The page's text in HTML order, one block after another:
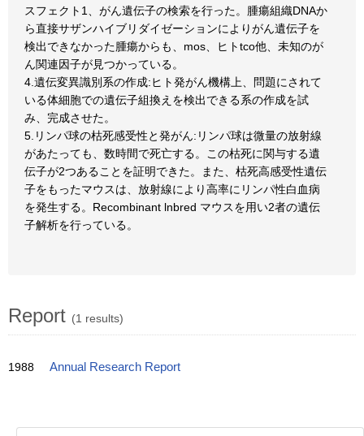
スフェクト1、がん遺伝子の検索を行った。腫瘍組織DNAか
ら直接サザンハイブリダイゼーションによりがん遺伝子を
検出できなかった腫瘍からも、mos、ヒトtco他、未知のが
ん関連因子が見つかっている。
4.遺伝変異識別系の作成:ヒト発がん機構上、問題にされて
いる体細胞での遺伝子組換えを検出できる系の作成を試
み、完成させた。
5.リンパ球の枯死感受性と発がん:リンパ球は微量の放射線
があたっても、数時間で死亡する。この枯死に関与する遺
伝子が2つあることを証明できた。また、枯死高感受性遺伝
子をもったマウスは、放射線により高率にリンパ性白血病
を発生する。Recombinant lnbred マウスを用い2者の遺伝
子解析を行っている。
Report (1 results)
1988 Annual Research Report